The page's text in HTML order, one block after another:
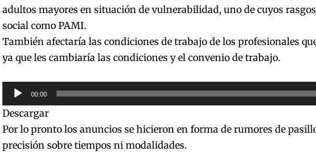
adultos mayores en situación de vulnerabilidad, uno de cuyos
social como PAMI.
También afectaría las condiciones de trabajo de los profesionales
ya que les cambiaría las condiciones y el convenio de trabajo.
Reproductor
de
audio
00:00
Descargar
Por lo pronto los anuncios se hicieron en forma de rumores de
precisión sobre tiempos ni modalidades.